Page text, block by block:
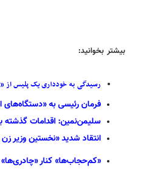
بیشتر بخوانید:
رسیدگی به خودداری یک پلیس از
فرمان رئیسی به «دستگاه‌های
سلیمن‌نمین: اقدامات گذشته
انتقاد شدید «نخستین وزیر
«کم‌حجاب‌ها» کنار «چادری‌ها» در